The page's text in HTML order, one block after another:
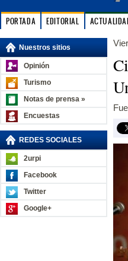
PORTADA EDITORIAL
Nuestros sitios
Opinión
Turismo
Notas de prensa »
Encuestas
REDES SOCIALES
2urpi
Facebook
Twitter
Google+